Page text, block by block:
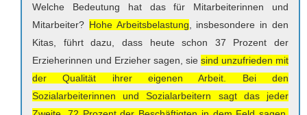
Welche Bedeutung hat das für Mitarbeiterinnen und
Mitarbeiter? Hohe Arbeitsbelastung , insbesondere in den
Kitas, führt dazu, dass heute schon 37 Prozent der
Erzieherinnen und Erzieher sagen, sie sind unzufrieden mit
der Qualität ihrer eigenen Arbeit. Bei den
Sozialarbeiterinnen und Sozialarbeitern sagt das jeder